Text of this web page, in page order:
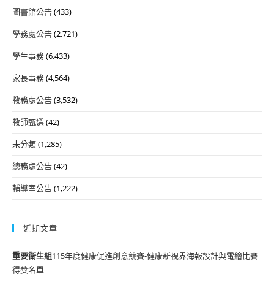
圖書館公告(433)
學務處公告(2,721)
學生事務(6,433)
家長事務(4,564)
教務處公告(3,532)
教師甄選(42)
未分類(1,285)
總務處公告(42)
輔導室公告(1,222)
近期文章
重要衛生組115年度健康促進創意競賽-健康新視界海報設計與電繪比賽
得獎名單